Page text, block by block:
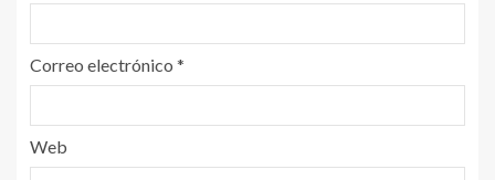
Correo electrónico *
Web